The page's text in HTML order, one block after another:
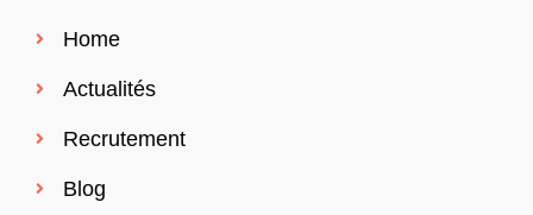
Home
Actualités
Recrutement
Blog